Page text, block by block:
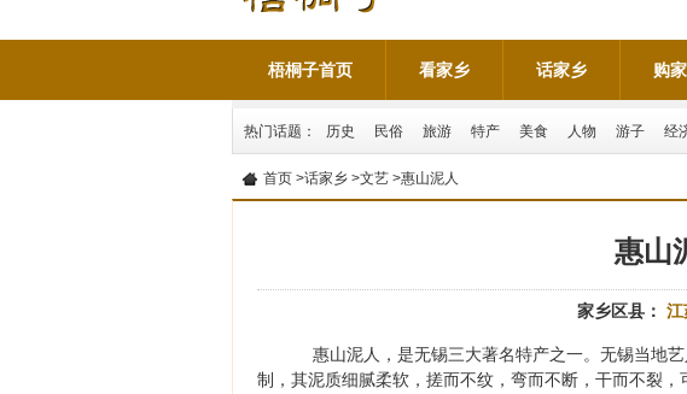
梧桐子首页 看家乡 话家乡 购
热门话题： 历史 民俗 旅游 特产 美食 人物 游子 经
首页 >话家乡 >文艺 >惠山泥人
惠山
家乡区县： 江
惠山泥人，是无锡三大著名特产之一。无锡当地
制，其泥质细腻柔软，搓而不纹，弯而不断，干而不裂，